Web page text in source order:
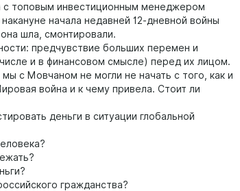
с топовым инвестиционным менеджером
начала недавней 12-дневной войны
шла, смонтировали.
предчувствие больших перемен и
и в финансовом смысле) перед их лицом.
с Мовчаном не могли не начать с того, как и
война и к чему привела. Стоит ли
деньги в ситуации глобальной
гражданства?